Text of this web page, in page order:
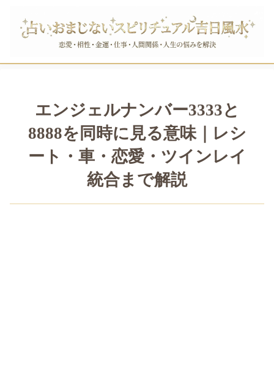
エンジェルナンバー3333と
8888を同時に見る意味｜レシ
ート・車・恋愛・ツインレイ
統合まで解説